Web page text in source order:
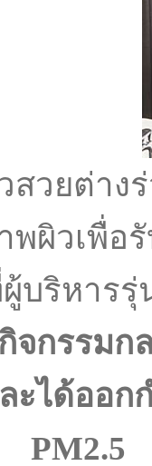
วสวยต่
พผิวเพื่
ผู้บริหาร
กรรมก
ละได้